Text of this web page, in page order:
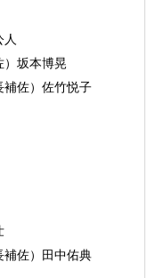
坂本博晃
佐）佐竹悦子
佐）田中佑典